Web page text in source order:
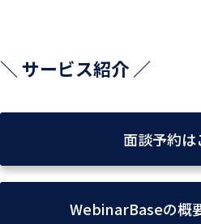
＼ サービス紹介 ／
面談予約は
WebinarBaseの概